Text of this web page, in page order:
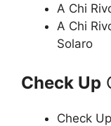
A Chi
A Chi
Solaro
Check Up
Check